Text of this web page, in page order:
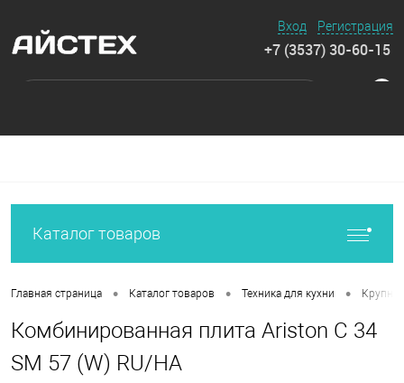
Вход Регистрация
+7 (3537) 30-60-15
Каталог товаров
Главная страница • Каталог товаров • Техника для кухни •
Комбинированная плита Ariston C 34
SM 57 (W) RU/HA